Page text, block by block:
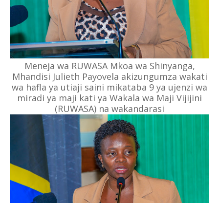
Meneja wa RUWASA Mkoa wa Shinyanga,
Mhandisi Julieth Payovela akizungumza wakati
wa hafla ya utiaji saini mikataba 9 ya ujenzi wa
miradi ya maji kati ya Wakala wa Maji Vijijini
(RUWASA) na wakandarasi